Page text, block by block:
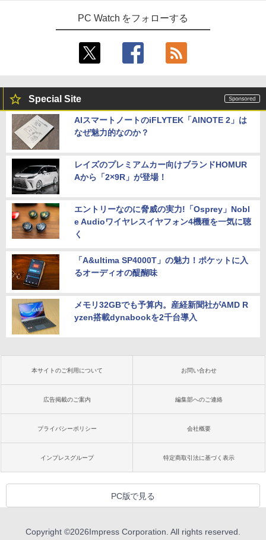
PC Watch をフォローする
Special Site
AIスマートノートのiFLYTEK「AINOTE 2」は
なぜ魅力的なのか？
レイズのプレミアムカー向けブランドHOMUR
Aから「2×9R」が登場！
エントリーなのに脅威の実力!「Osprey」Nobl
e Audioワイヤレスイヤフォン4機種を一気に聴
く
「A&ultima SP4000T」の魅力！ポケットに入
るオーディオの醍醐味
メモリ32GBでも予算内。産経新聞社がAMD R
yzen搭載dynabookを2千台導入
本サイトのご利用について お問い合わせ
広告掲載のご案内 編集部へのご連絡
プライバシーポリシー 会社概要
インプレスグループ 特定商取引法に基づく表示
PC版で見る
Copyright ©2026Impress Corporation. All rights reserved.